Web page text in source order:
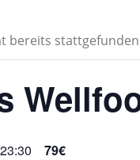
bereits
23:30 79€